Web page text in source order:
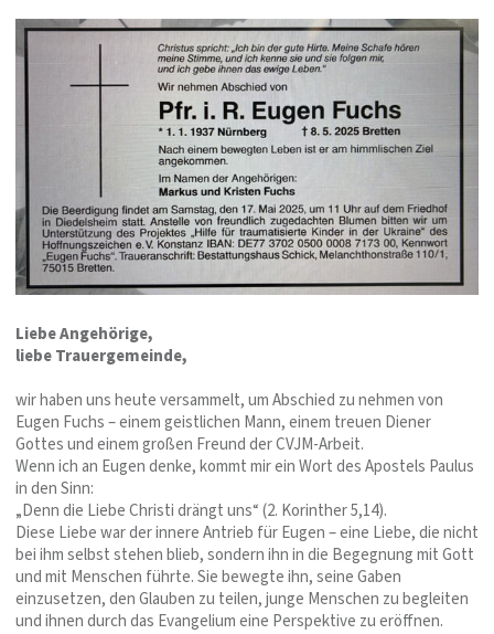
Liebe Angehörige,
liebe Trauergemeinde,
wir haben uns heute versammelt, um Abschied zu nehmen von
Eugen Fuchs – einem geistlichen Mann, einem treuen Diener
Gottes und einem großen Freund der CVJM-Arbeit.
Wenn ich an Eugen denke, kommt mir ein Wort des Apostels Paulus
in den Sinn:
„Denn die Liebe Christi drängt uns“ (2. Korinther 5,14).
Diese Liebe war der innere Antrieb für Eugen – eine Liebe, die nicht
bei ihm selbst stehen blieb, sondern ihn in die Begegnung mit Gott
und mit Menschen führte. Sie bewegte ihn, seine Gaben
einzusetzen, den Glauben zu teilen, junge Menschen zu begleiten
und ihnen durch das Evangelium eine Perspektive zu eröffnen.